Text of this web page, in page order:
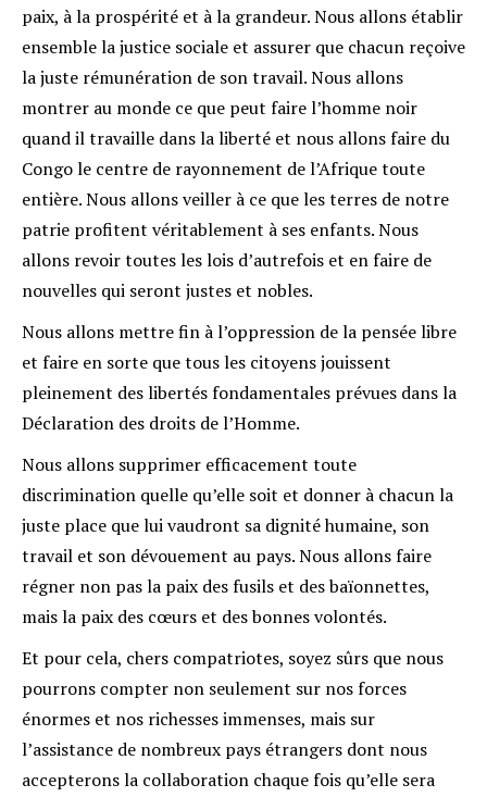
paix, à la prospérité et à la grandeur. Nous allons établir
ensemble la justice sociale et assurer que chacun reçoive
la juste rémunération de son travail. Nous allons
montrer au monde ce que peut faire l’homme noir
quand il travaille dans la liberté et nous allons faire du
Congo le centre de rayonnement de l’Afrique toute
entière. Nous allons veiller à ce que les terres de notre
patrie profitent véritablement à ses enfants. Nous
allons revoir toutes les lois d’autrefois et en faire de
nouvelles qui seront justes et nobles.
Nous allons mettre fin à l’oppression de la pensée libre
et faire en sorte que tous les citoyens jouissent
pleinement des libertés fondamentales prévues dans la
Déclaration des droits de l’Homme.
Nous allons supprimer efficacement toute
discrimination quelle qu’elle soit et donner à chacun la
juste place que lui vaudront sa dignité humaine, son
travail et son dévouement au pays. Nous allons faire
régner non pas la paix des fusils et des baïonnettes,
mais la paix des cœurs et des bonnes volontés.
Et pour cela, chers compatriotes, soyez sûrs que nous
pourrons compter non seulement sur nos forces
énormes et nos richesses immenses, mais sur
l’assistance de nombreux pays étrangers dont nous
accepterons la collaboration chaque fois qu’elle sera